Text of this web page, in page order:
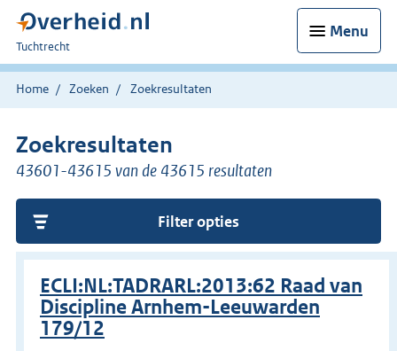
Menu
U
bent
hier:
Tuchtrecht
Home Zoeken Zoekresultaten
Zoekresultaten
43601-43615 van de 43615 resultaten
Filter opties
ECLI:NL:TADRARL:2013:62 Raad van
Discipline Arnhem-Leeuwarden
179/12